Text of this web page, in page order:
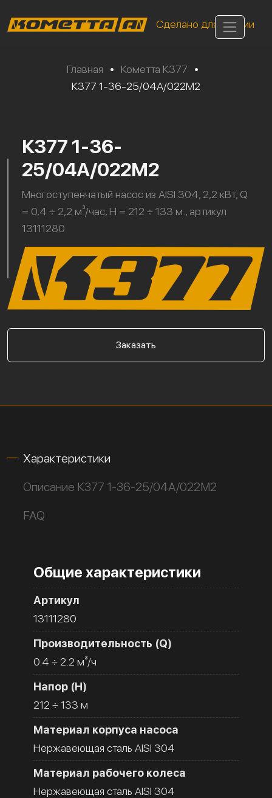
Сделано для России
Главная • Кометта К377
•
К377 1-36-25/04А/022М2
К377 1-36-
25/04А/022М2
Многоступенчатый насос из AISI 304, 2,2 кВт, Q
= 0,4 ÷ 2,2 м³/час, H = 212 ÷ 133 м., артикул
13111280
Заказать
Характеристики
Описание К377 1-36-25/04А/022М2
FAQ
Общие характеристики
Артикул
13111280
Производительность (Q)
0.4 ÷ 2.2 м³/ч
Напор (H)
212 ÷ 133 м
Материал корпуса насоса
Нержавеющая сталь AISI 304
Материал рабочего колеса
Нержавеющая сталь AISI 304